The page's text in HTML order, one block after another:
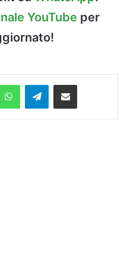
YouTube per
WhatsAppTelegramCondividi via Email